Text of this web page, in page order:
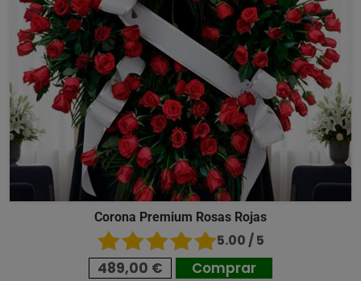
Corona Premium Rosas Rojas
5.00 / 5
489,00 € Comprar